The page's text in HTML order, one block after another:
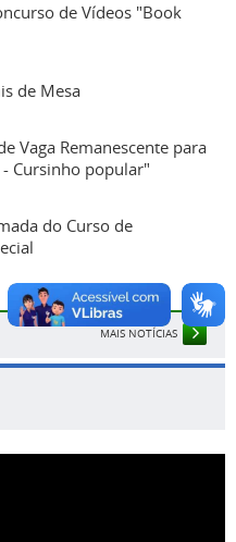
de Vídeos "Book
de Mesa
Vaga Remanescente para
Cursinho popular"
do Curso de
MAIS NOTÍCIAS